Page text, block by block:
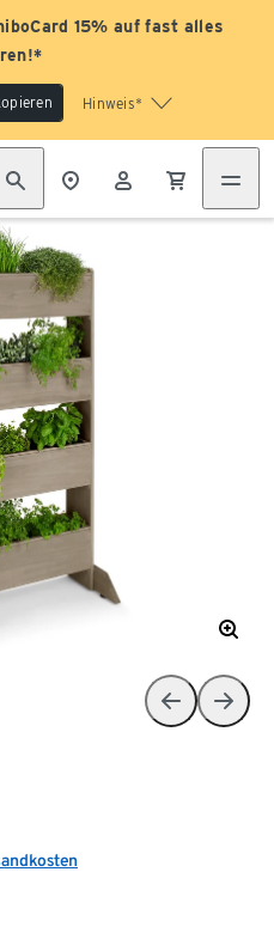
15% auf fast alles
Hinweis*